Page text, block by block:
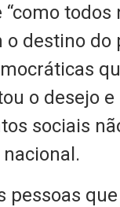
destino do
o desejo
sociais
pessoas